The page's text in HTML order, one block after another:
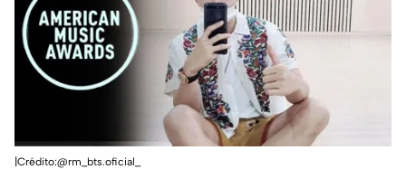
|Crédito:@rm_bts.oficial_